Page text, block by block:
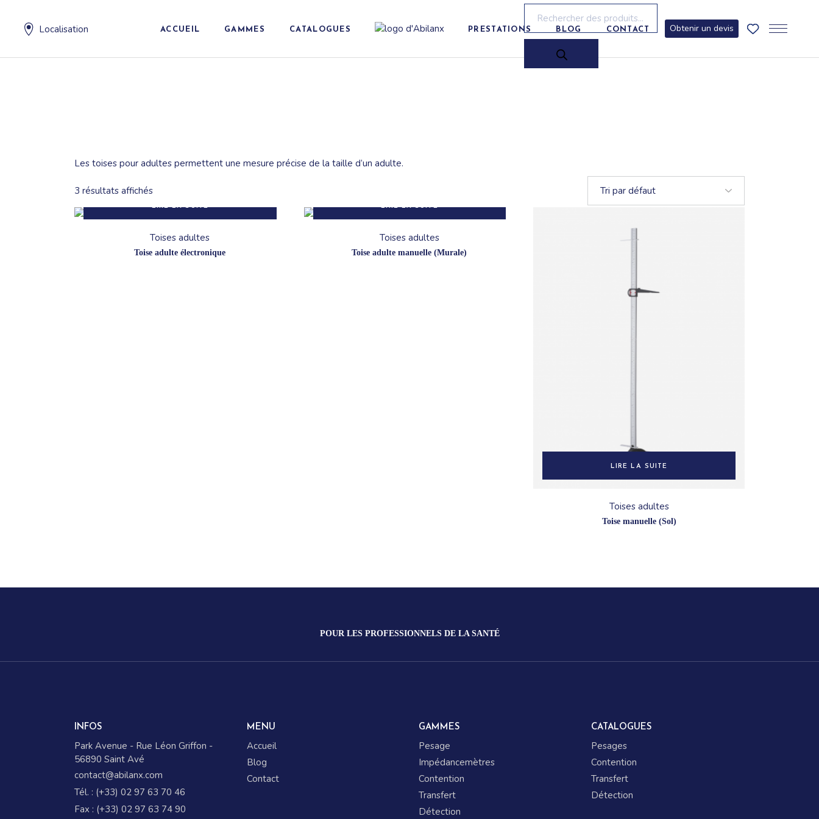
contenu
Localisation ACCUEIL GAMMES
Détection
CATALOGUES PRESTATIONS BLOG CONTACT
Recherche
produits Obtenir un devis
Les toises pour adultes permettent une mesure précise de la taille d’un adulte.
3 résultats affichés
LIRE LA SUITE
Toises adultes
Toise adulte électronique
LIRE LA SUITE
Toises adultes
Toise adulte manuelle (Murale)
LIRE LA SUITE
Toises adultes
Toise manuelle (Sol)
POUR LES PROFESSIONNELS DE LA SANTÉ
INFOS
Park Avenue - Rue Léon Griffon -
56890 Saint Avé
contact@abilanx.com
Tél. : (+33) 02 97 63 70 46
Fax : (+33) 02 97 63 74 90
MENU
Accueil
Blog
Contact
GAMMES
Pesage
Impédancemètres
Contention
Transfert
Détection
CATALOGUES
Pesages
Contention
Transfert
Détection